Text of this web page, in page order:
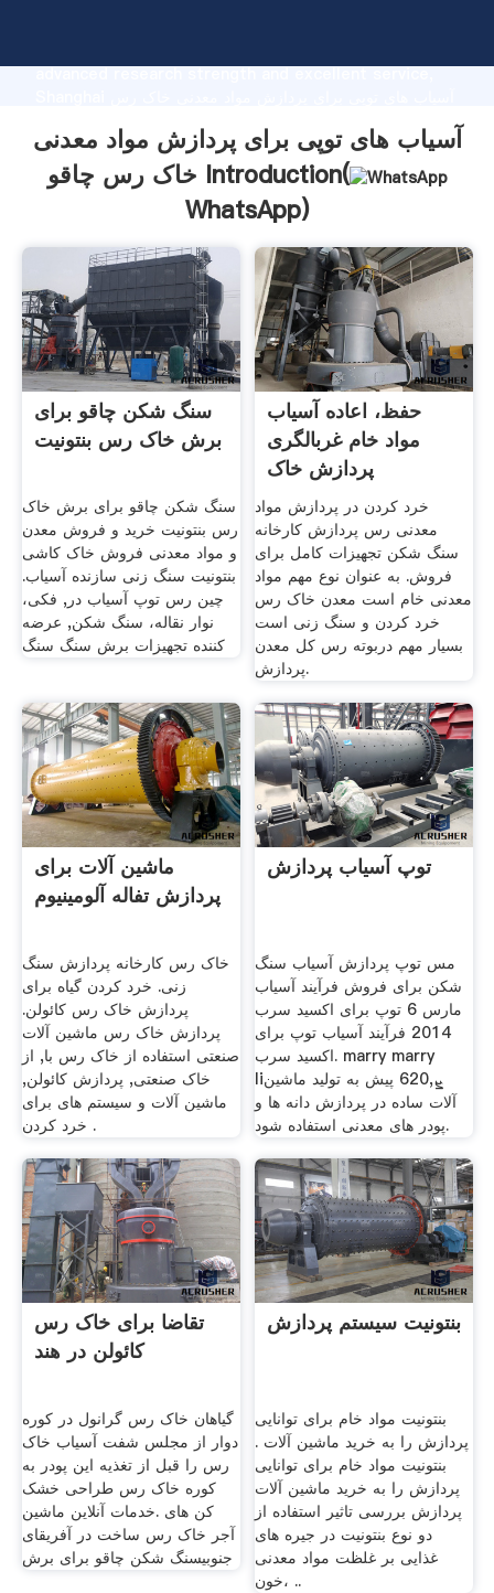
advanced research strength and excellent service,
of customers.
آسیاب های توپی برای پردازش مواد معدنی
خاک رس چاقو Introduction(
WhatsApp)
سنگ شکن چاقو برای
برش خاک رس بنتونیت
سنگ شکن چاقو برای برش خاک
رس بنتونیت خرید و فروش معدن
و مواد معدنی فروش خاک کاشی
بنتونیت سنگ زنی سازنده آسیاب.
چین رس توپ آسیاب در, فکی،
نوار نقاله، سنگ شکن, عرضه
كننده تجهيزات برش سنگ سنگ
حفظ، اعاده آسیاب
مواد خام غربالگری
پردازش خاک
خرد کردن در پردازش مواد
معدنی رس پردازش کارخانه
سنگ شکن تجهیزات کامل برای
فروش. به عنوان نوع مهم مواد
معدنی خام است معدن خاک رس
خرد کردن و سنگ زنی است
بسیار مهم دربوته رس کل معدن
پردازش.
ماشین آلات برای
پردازش تفاله آلومینیوم
خاک رس کارخانه پردازش سنگ
زنی. خرد کردن گیاه برای
پردازش خاک رس کائولن.
پردازش خاک رس ماشین آلات
صنعتی استفاده از خاک رس با, از
خاک صنعتی, پردازش کائولن,
ماشین آلات و سیستم های برای
خرد کردن .
توپ آسیاب پردازش
مس توپ پردازش آسیاب سنگ
شکن برای فروش ‫فرآیند آسیاب
توپ برای اکسید سرب‬‎ 6 مارس
2014 فرآیند آسیاب توپ برای
اکسید سرب. marry marry
liܨ,620 پیش به تولید ماشین
آلات ساده در پردازش دانه ها و
پودر های معدنی استفاده شود.
تقاضا برای خاک رس
کائولن در هند
گیاهان خاک رس گرانول در کوره
دوار از مجلس شفت آسیاب خاک
رس را قبل از تغذيه اين پودر به
کوره خاک رس طراحی خشک
کن های .خدمات آنلاین ماشین
آجر خاک رس ساخت در آفریقای
جنوبیسنگ شکن چاقو برای برش
بنتونیت سیستم پردازش
بنتونیت مواد خام برای توانایی
پردازش را به خرید ماشین آلات .
بنتونیت مواد خام برای توانایی
پردازش را به خرید ماشین آلات
پردازش بررسی تاثیر استفاده از
دو نوع بنتونیت در جیره های
غذایی بر غلظت مواد معدنی
خون، ..